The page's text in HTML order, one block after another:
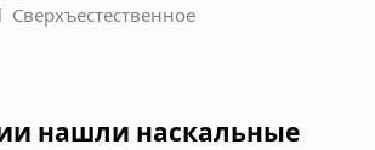
Сверхъестественное
нашли наскальные